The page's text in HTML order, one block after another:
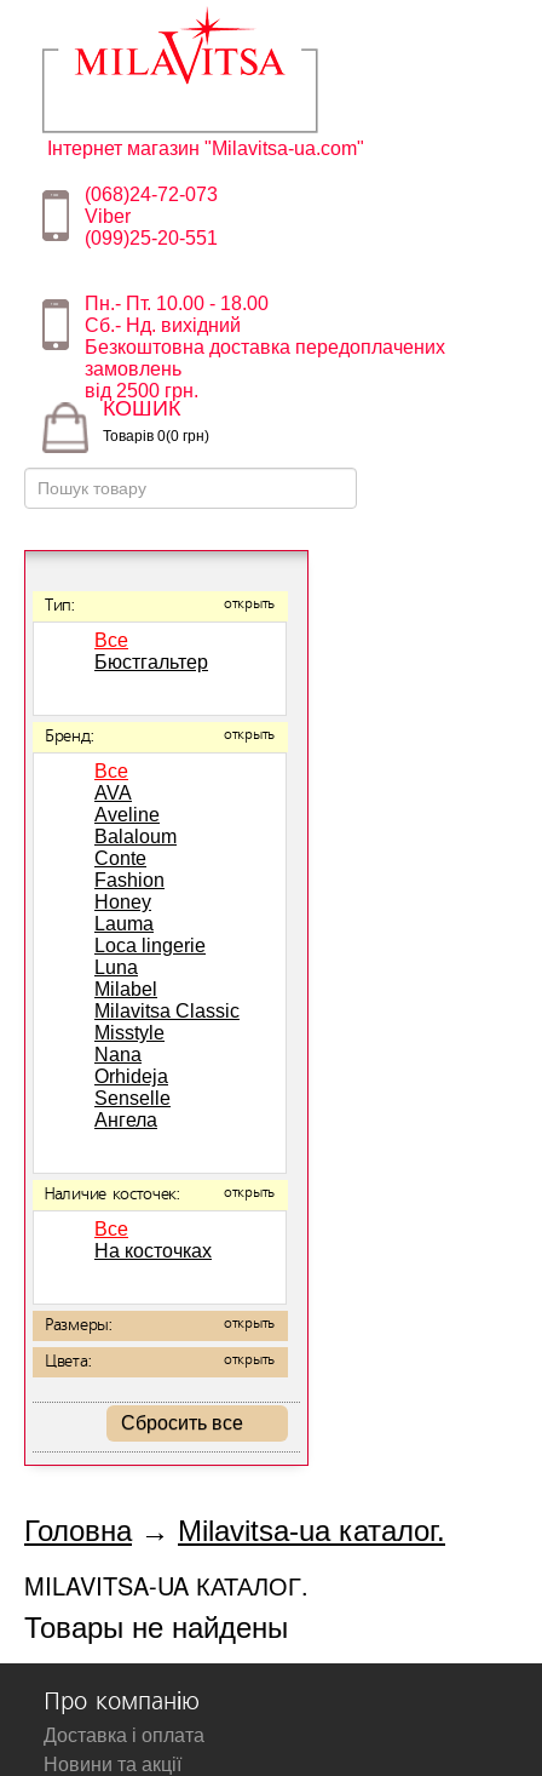
Інтернет магазин "Milavitsa-ua.com"
(068)24-72-073
Viber
(099)25-20-551
Пн.- Пт. 10.00 - 18.00
Сб.- Нд. вихідний
Безкоштовна доставка передоплачених
замовлень
від 2500 грн.
КОШИК
Товарів 0(0 грн)
Тип: открыть
Все
Бюстгальтер
Бренд: открыть
Все
AVA
Aveline
Balaloum
Conte
Fashion
Honey
Lauma
Loca lingerie
Luna
Milabel
Milavitsa Classic
Misstyle
Nana
Orhideja
Senselle
Ангела
Наличие косточек: открыть
Все
На косточках
Размеры: открыть
Цвета: открыть
Сбросить все
Головна→ Milavitsa-ua каталог.
MILAVITSA-UA КАТАЛОГ.
Товары не найдены
Про компанію
Доставка і оплата
Новини та акції